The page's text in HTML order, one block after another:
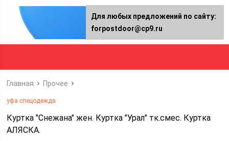
Главная Прочее
уфа спецодежда
Куртка "Снежана" жен. Куртка "Урал" тк.смес. Куртка
АЛЯСКА.
Для любых предложений по сайту:
forpostdoor@cp9.ru